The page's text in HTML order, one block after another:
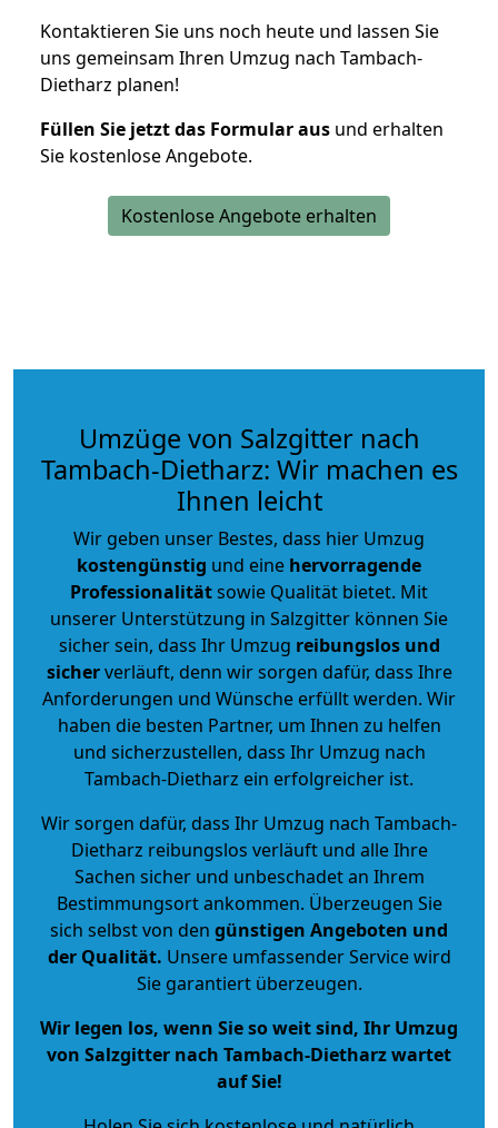
Kontaktieren Sie uns noch heute und lassen Sie
uns gemeinsam Ihren Umzug nach Tambach-
Dietharz planen!
Füllen Sie jetzt das Formular aus und erhalten
Sie kostenlose Angebote.
Kostenlose Angebote erhalten
Umzüge von Salzgitter nach
Tambach-Dietharz: Wir machen es
Ihnen leicht
Wir geben unser Bestes, dass hier Umzug
kostengünstig und eine hervorragende
Professionalitätsowie Qualität bietet. Mit
unserer Unterstützung in Salzgitter können Sie
sicher sein, dass Ihr Umzug reibungslos und
sicherverläuft, denn wir sorgen dafür, dass Ihre
Anforderungen und Wünsche erfüllt werden. Wir
haben die besten Partner, um Ihnen zu helfen
und sicherzustellen, dass Ihr Umzug nach
Tambach-Dietharz ein erfolgreicher ist.
Wir sorgen dafür, dass Ihr Umzug nach Tambach-
Dietharz reibungslos verläuft und alle Ihre
Sachen sicher und unbeschadet an Ihrem
Bestimmungsort ankommen. Überzeugen Sie
sich selbst von den günstigen Angeboten und
der Qualität. Unsere umfassender Service wird
Sie garantiert überzeugen.
Wir legen los, wenn Sie so weit sind, Ihr Umzug
von Salzgitter nach Tambach-Dietharz wartet
auf Sie!